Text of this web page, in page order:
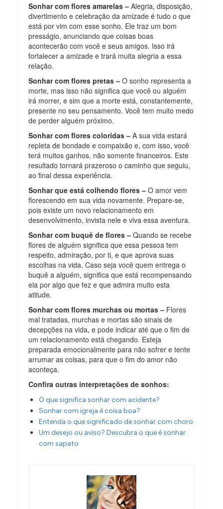
Sonhar com flores amarelas – Alegria, disposição,
divertimento e celebração da amizade é tudo o que
está por vim com esse sonho. Ele traz um bom
presságio, anunciando que coisas boas
acontecerão com você e seus amigos. Isso irá
fortalecer a amizade e trará muita alegria a essa
relação.
Sonhar com flores pretas –O sonho representa a
morte, mas isso não significa que você ou alguém
irá morrer, e sim que a morte está, constantemente,
presente no seu pensamento. Você tem muito medo
de perder alguém próximo.
Sonhar com flores coloridas – A sua vida estará
repleta de bondade e compaixão e, com isso, você
terá muitos ganhos, não somente financeiros. Este
resultado tornará prazeroso o caminho que seguiu,
ao final dessa experiência.
Sonhar que está colhendo flores –O amor vem
florescendo em sua vida novamente. Prepare-se,
pois existe um novo relacionamento em
desenvolvimento, invista nele e viva essa aventura.
Sonhar com buquê de flores – Quando se recebe
flores de alguém significa que essa pessoa tem
respeito, admiração, por ti, e que aprova suas
escolhas na vida. Caso seja você quem entrega o
buquê a alguém, significa que está recompensando
ela por algo que fez e que admira muito esta
atitude.
Sonhar com flores murchas ou mortas – Flores
mal tratadas, murchas e mortas são sinais de
decepções na vida, e pode indicar até que o fim de
um relacionamento está chegando. Esteja
preparada emocionalmente para não sofrer e tente
arrumar as coisas, para que o fim do amor não
aconteça.
Confira outras interpretações de sonhos:
O que significa sonhar com acidente?
Sonhar com igreja é coisa boa?
Entenda o que significado de sonhar com choro
Um desejo ou aviso? Descubra o que é sonhar
com sapato